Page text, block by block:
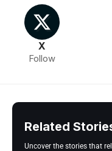
X
Follow
Related
Uncover the stories that